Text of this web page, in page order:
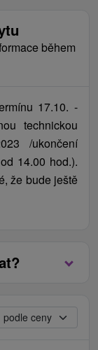
MÁJ,
se zvířetem.
během
17.10. -
technickou
/ukončení
14.00 hod.).
že bude ještě